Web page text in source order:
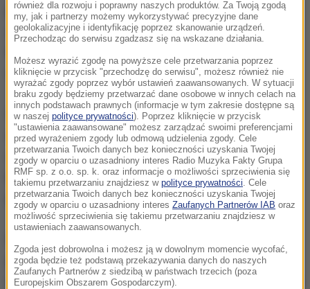
przekonywał o niezawodności fotela, znając
jednocześnie przyczynę śmierci pilota. Po
wadliwe elementy w poradzieckich myśliwcach.
Wojskowe Zakłady Lotnicze nr 2 (WZL-2)
zaprojektowały na nowo pierścień umożliwiający
otwieranie się spadochronu podczas
katapultowania. W wyniku błędnego projektu zginął
pilot kpt. Krzysztof Sobański.
przekazanym Onetowi stanowisku: "Dziś wiemy, że
w 2011 r. popełniono błąd". Osoby odpowiedzialne za
również dla rozwoju i poprawny naszych produktów. Za Twoją zgodą
my, jak i partnerzy możemy wykorzystywać precyzyjne dane
geolokalizacyjne i identyfikację poprzez skanowanie urządzeń.
Przechodząc do serwisu zgadzasz się na wskazane działania.
Możesz wyrazić zgodę na powyższe cele przetwarzania poprzez
kliknięcie w przycisk "przechodzę do serwisu", możesz również nie
wyrażać zgody poprzez wybór ustawień zaawansowanych. W sytuacji
braku zgody będziemy przetwarzać dane osobowe w innych celach na
innych podstawach prawnych (informacje w tym zakresie dostępne są
w naszej polityce prywatności). Poprzez kliknięcie w przycisk
"ustawienia zaawansowane" możesz zarządzać swoimi preferencjami
przed wyrażeniem zgody lub odmową udzielenia zgody. Cele
przetwarzania Twoich danych bez konieczności uzyskania Twojej
zgody w oparciu o uzasadniony interes Radio Muzyka Fakty Grupa
RMF sp. z o.o. sp. k. oraz informacje o możliwości sprzeciwienia się
takiemu przetwarzaniu znajdziesz w polityce prywatności. Cele
przetwarzania Twoich danych bez konieczności uzyskania Twojej
zgody w oparciu o uzasadniony interes Zaufanych Partnerów IAB oraz
możliwość sprzeciwienia się takiemu przetwarzaniu znajdziesz w
ustawieniach zaawansowanych.
Zgoda jest dobrowolna i możesz ją w dowolnym momencie wycofać,
zgoda będzie też podstawą przekazywania danych do naszych
Zaufanych Partnerów z siedzibą w państwach trzecich (poza
Europejskim Obszarem Gospodarczym).